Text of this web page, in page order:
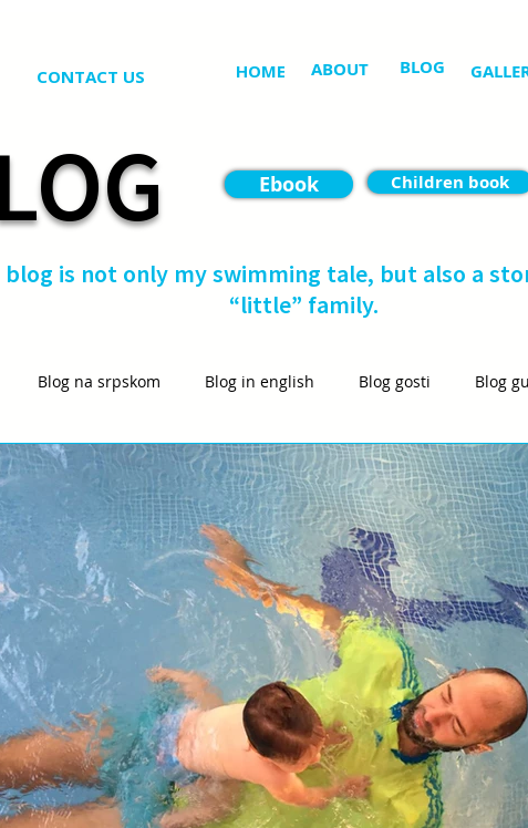
CONTACT US HOME ABOUT BLOG
Ebook Children book
blog is not only my swimming tale, but also a
“little” family.
Blog na srpskom Blog in english Blog gosti Blog